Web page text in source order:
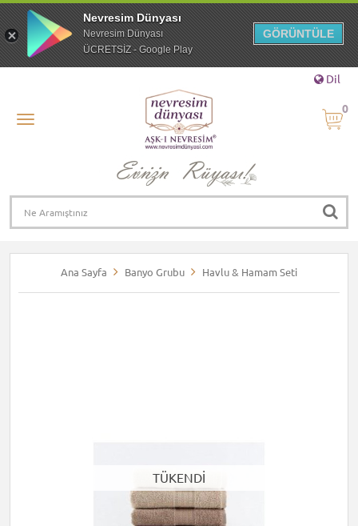
Dil
0
Ana Sayfa Banyo Grubu Havlu & Hamam Seti
TÜKENDİ
Nevresim Dünyası
Nevresim Dünyası
ÜCRETSİZ - Google Play
GÖRÜNTÜLE